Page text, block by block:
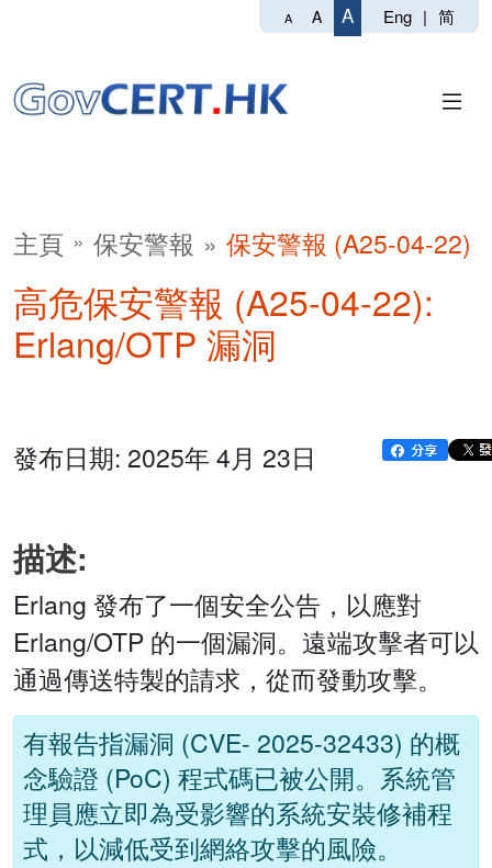
A A A Eng | 简
主頁 保安警報 保安警報 (A25-04-22)
高危保安警報 (A25-04-22):
Erlang/OTP 漏洞
發布日期: 2025年 4月 23日
描述:
Erlang 發布了一個安全公告，以應對
Erlang/OTP 的一個漏洞。遠端攻擊者可以
通過傳送特製的請求，從而發動攻擊。
有報告指漏洞 (CVE- 2025-32433) 的概
念驗證 (PoC) 程式碼已被公開。系統管
理員應立即為受影響的系統安裝修補程
式，以減低受到網絡攻擊的風險。